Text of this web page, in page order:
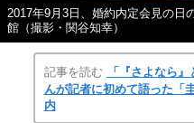
2017年9月3日、婚約内定会見の
館（撮影・関谷知幸）
記事を読む
「『さよなら
んが記者に初めて語った「
内